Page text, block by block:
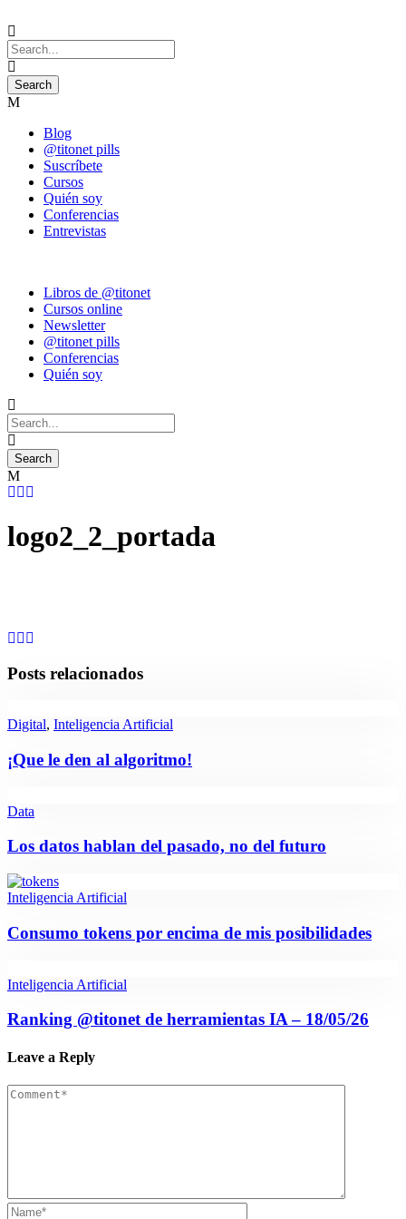
Blog
@titonet pills
Suscríbete
Cursos
Quién soy
Conferencias
Entrevistas
Libros de @titonet
Cursos online
Newsletter
@titonet pills
Conferencias
Quién soy
logo2_2_portada
Posts relacionados
Digital, Inteligencia Artificial
¡Que le den al algoritmo!
Data
Los datos hablan del pasado, no del futuro
Inteligencia Artificial
Consumo tokens por encima de mis posibilidades
Inteligencia Artificial
Ranking @titonet de herramientas IA – 18/05/26
Leave a Reply